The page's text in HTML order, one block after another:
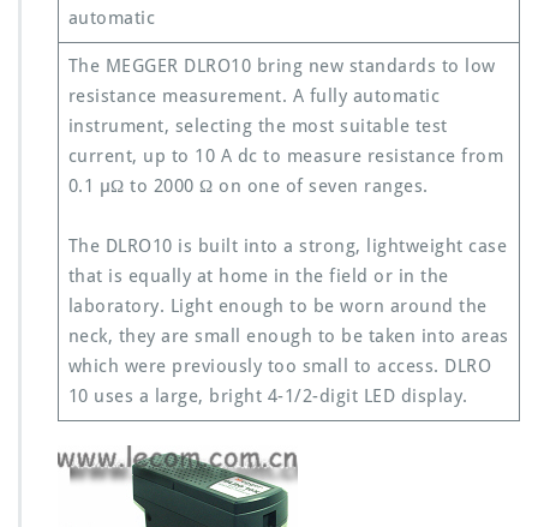
automatic
The MEGGER DLRO10 bring new standards to low
resistance measurement. A fully automatic
instrument, selecting the most suitable test
current, up to 10 A dc to measure resistance from
0.1 µΩ to 2000 Ω on one of seven ranges.
The DLRO10 is built into a strong, lightweight case
that is equally at home in the field or in the
laboratory. Light enough to be worn around the
neck, they are small enough to be taken into areas
which were previously too small to access. DLRO
10 uses a large, bright 4-1/2-digit LED display.